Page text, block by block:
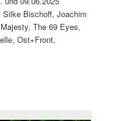
Bischoff, Joachim
The 69 Eyes,
Ost+Front,